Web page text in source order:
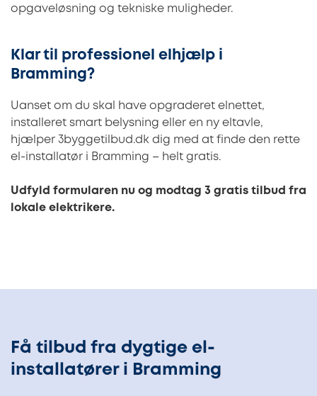
opgaveløsning og tekniske muligheder.
Klar til professionel elhjælp i
Bramming?
Uanset om du skal have opgraderet elnettet,
installeret smart belysning eller en ny eltavle,
hjælper 3byggetilbud.dk dig med at finde den rette
el-installatør i Bramming – helt gratis.
Udfyld formularen nu og modtag 3 gratis tilbud fra
lokale elektrikere.
Få tilbud fra dygtige el-
installatører i Bramming